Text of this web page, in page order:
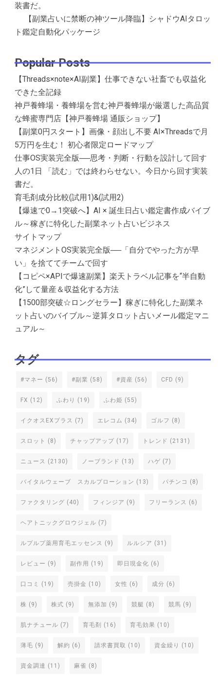
装書だ。
【副業占いに禁断の神ツール降臨】シャドウAIタロッ
ト鑑定自動化パッケージ
Popular Posts
【Threads×note×AI副業】仕事できない社畜でも収益化
できた全記録
神戸養蜂場・養蜂場を営む神戸養蜂場が厳選した高品質
な蜂蜜専門店【神戸養蜂場 通販ショップ】
【副業0円スタート】画像・顔出し不要 AI×Threadsで月
5万円を生む！ 初心者限定ロードマップ
仕事OS実装完全版──思考・判断・行動を設計して回す
人の1日 「読む」では終わらせない。今日から回す実装
書だ。
育毛剤成分比較(試用1)&(試用2)
【爆速で0→1突破へ】AI × 誕生日占い鑑定書作成バイブ
ル～稼ぎに特化した副業ネット占いビジネス
サイトマップ
マネジメントOS実装完全版──「自分でやった方が早
い」を捨ててチームで回す
【コピペ×APIで爆速副業】楽天トラベル記事を“半自動
化”して量産＆収益化する方法
【1500部突破☆ロングセラー】稼ぎに特化した副業ネ
ット占いのバイブル～逆算タロット占いメール鑑定マニ
ュアル～
タグ
#マネー (56) #副業 (58) #資産 (56) CFD (9)
FX (12) ふわり (19) ふわ姫 (55)
イクオスEXプラス (7) エレコム (34) ゴルフ (8)
スロット (8) チャップアップ (17) トレンド (2131)
ニュース (2130) ノーブランド (13) ハゲ (7)
バイタルウェーブ スカルプローション (13) パチンコ (8)
ファクタリング (40) フィンジア (9) フリーランス (6)
ヘアトニックグロウジェル (7)
ルプルプ薬用育毛エッセンス (9) ルルシア (31)
レビュー (9) 副作用 (19) 即日現金化 (6)
口コミ (19) 売掛金 (10) 女性 (6) 成分 (6)
株 (9) 株式 (9) 無添加 (9) 競艇 (8) 競馬 (9)
肌ナチュール (7) 育毛剤 (16) 育毛効果 (10)
薄毛 (9) 解約 (6) 請求書買取 (10) 資金繰り (10)
資金調達 (11) 麻雀 (8)